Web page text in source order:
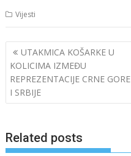
e
b
o
o
k
k
e
dI
n
Vijesti
Navigacija
članaka
UTAKMICA KOŠARKE U
KOLICIMA IZMEĐU
REPREZENTACIJE CRNE GORE
I SRBIJE
Related posts